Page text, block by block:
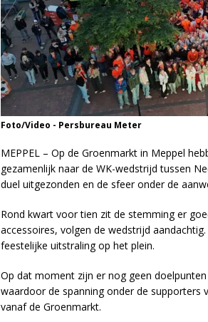
Foto/Video - Persbureau Meter
MEPPEL – Op de Groenmarkt in Meppel
gezamenlijk naar de WK-wedstrijd tussen
duel uitgezonden en de sfeer onder de
Rond kwart voor tien zit de stemming er
accessoires, volgen de wedstrijd
feestelijke uitstraling op het plein.
Op dat moment zijn er nog geen
waardoor de spanning onder de supporters
vanaf de Groenmarkt.